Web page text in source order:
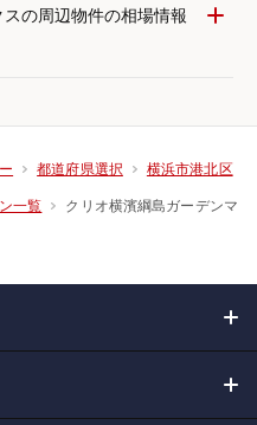
の周辺物件の相場情報
都道府県選択 横浜市港北区
一覧 クリオ横濱綱島ガーデンマ